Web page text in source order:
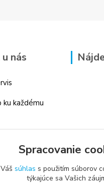
nás
každému
Spracovanie
súhlas s použitím súborov
týkajúce sa Vašich